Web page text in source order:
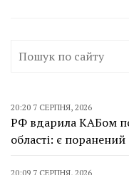
20:20 7 СЕРПНЯ, 2026
РФ вдарила КАБом
області: є поранений
20:09 7 СЕРПНЯ, 2026